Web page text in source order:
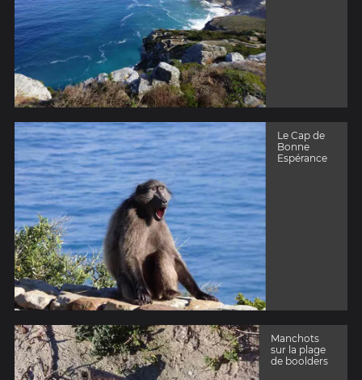
Le Cap de
Bonne
Espérance
Manchots
sur la plage
de boolders